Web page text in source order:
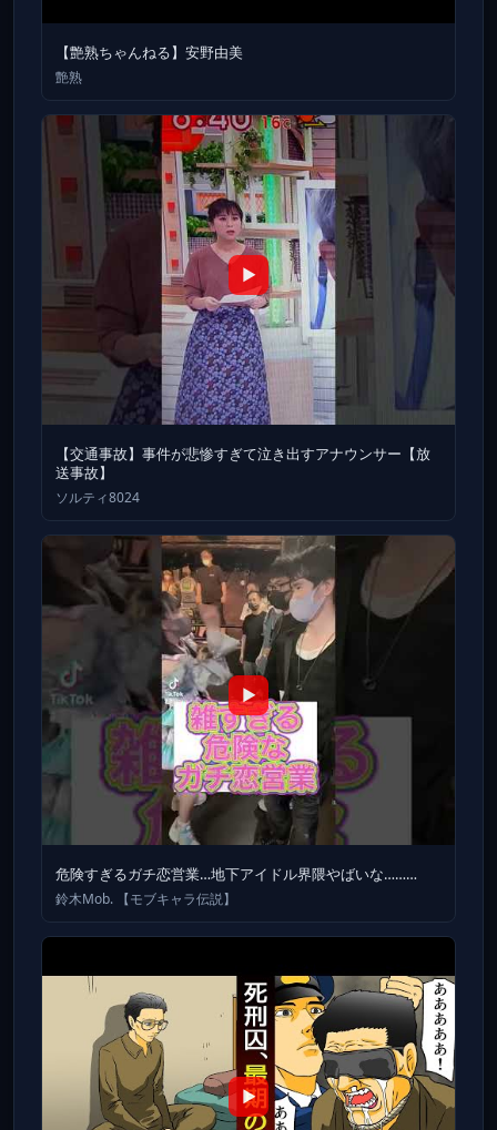
【艶熟ちゃんねる】安野由美
艶熟
▶
【交通事故】事件が悲惨すぎて泣き出すアナウンサー【放
送事故】
ソルティ8024
▶
危険すぎるガチ恋営業…地下アイドル界隈やばいな………
鈴木Mob. 【モブキャラ伝説】
▶